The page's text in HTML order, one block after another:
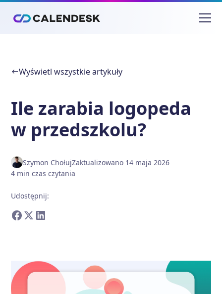
Wyświetl wszystkie artykuły
Ile zarabia logopeda
w przedszkolu?
Szymon ChołujZaktualizowano 14 maja 2026
4 min czas czytania
Udostępnij: